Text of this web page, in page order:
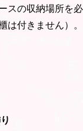
スの収納場所を必
は付きません）。